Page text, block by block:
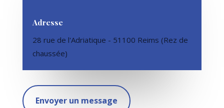
Adresse
28 rue de l'Adriatique - 51100 Reims (Rez de
chaussée)
Envoyer un message